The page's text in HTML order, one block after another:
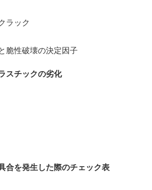
ラック
性破壊の決定因子
スチックの劣化
合を発生した際のチェック表